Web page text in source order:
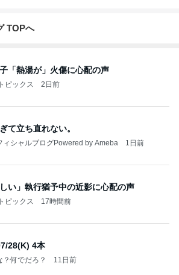
TOPへ
「熱湯が」火傷に心配の声
ピックス 2日前
て立ち直れない。
ィシャルブログPowered by Ameba 1日前
しい」執行猶予中の近影に心配の声
ピックス 17時間前
28(K) 4本
？何でだろ？ 11日前